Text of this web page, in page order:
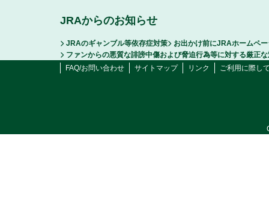
JRAからのお知らせ
JRAのギャンブル等依存症対策
お出かけ前にJRAホームペ
ファンからの悪質な誹謗中傷および脅迫行為等に対する厳正
FAQ/お問い合わせ
サイトマップ リンク ご利用に際し